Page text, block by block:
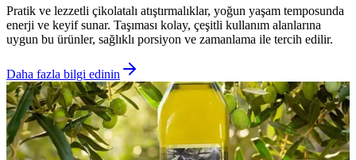
Pratik ve lezzetli çikolatalı atıştırmalıklar, yoğun yaşam temposunda
enerji ve keyif sunar. Taşıması kolay, çeşitli kullanım alanlarına
uygun bu ürünler, sağlıklı porsiyon ve zamanlama ile tercih edilir.
Daha fazla bilgi edinin